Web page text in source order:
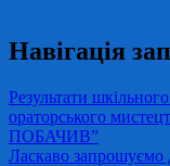
Навігація
Результати
ораторського
ПОБАЧИВ”
Ласкаво запрошуємо